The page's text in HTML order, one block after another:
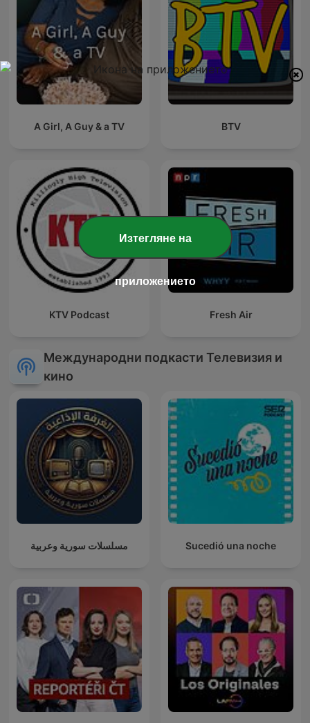
A Girl, A Guy & a TV BTV
KTV Podcast Fresh Air
Международни подкасти Телевизия и
кино
مسلسلات سورية وعربية Sucedió una noche
Изтегляне на
приложението